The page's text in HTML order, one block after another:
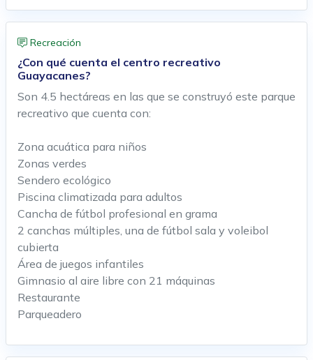
Recreación
¿Con qué cuenta el centro recreativo
Guayacanes?
Son 4.5 hectáreas en las que se construyó este parque
recreativo que cuenta con:
Zona acuática para niños
Zonas verdes
Sendero ecológico
Piscina climatizada para adultos
Cancha de fútbol profesional en grama
2 canchas múltiples, una de fútbol sala y voleibol
cubierta
Área de juegos infantiles
Gimnasio al aire libre con 21 máquinas
Restaurante
Parqueadero